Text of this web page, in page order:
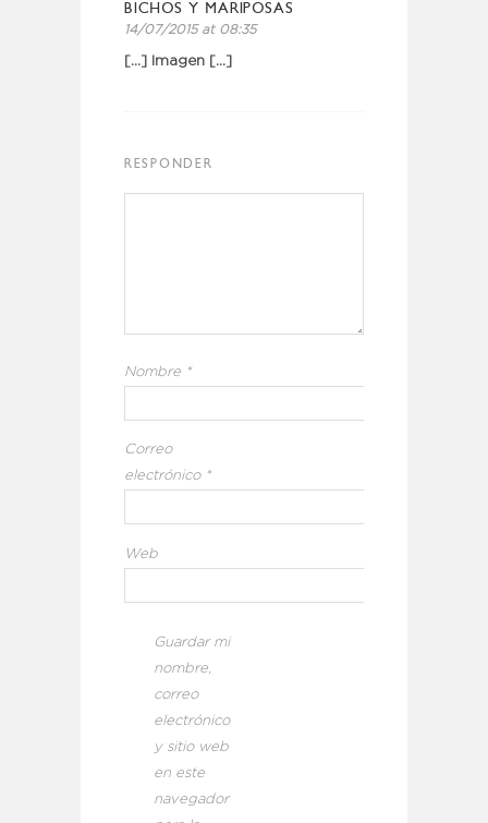
BICHOS Y MARIPOSAS
14/07/2015 at 08:35
[…] Imagen […]
RESPONDER
Nombre *
Correo
electrónico *
Web
Guardar mi
nombre,
correo
electrónico
y sitio web
en este
navegador